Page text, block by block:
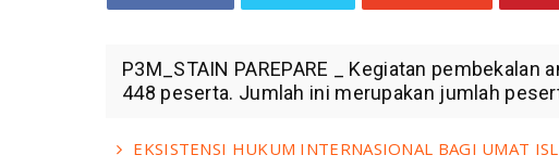
P3M_STAIN PAREPARE _ Kegiatan
448 peserta. Jumlah ini merupakan jumlah
EKSISTENSI HUKUM INTERNASIONAL BAGI UMAT